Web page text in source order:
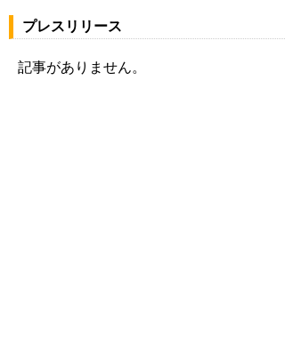
プレスリリース
記事がありません。